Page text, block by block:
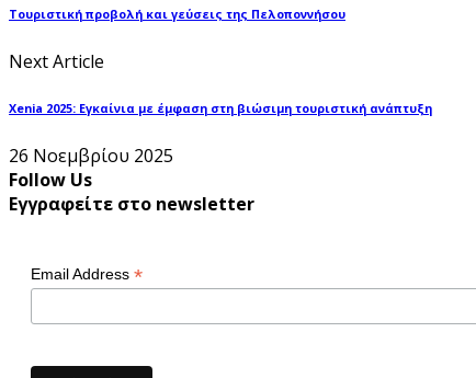
Τουριστική προβολή και γεύσεις της Πελοποννήσου
Next Article
Xenia 2025: Εγκαίνια με έμφαση στη βιώσιμη τουριστική ανάπτυξη
26 Νοεμβρίου 2025
Follow Us
Εγγραφείτε στο newsletter
Email Address *